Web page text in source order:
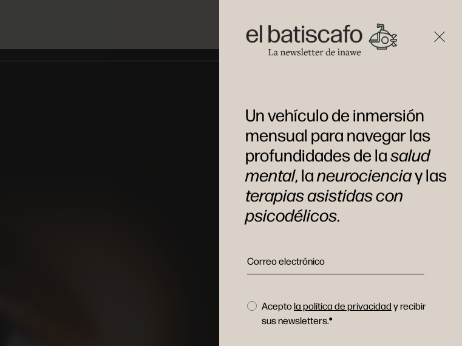
Un vehículo de inmersión
mensual para navegar las
profundidades de lasalud
mental, laneurocienciay las
terapias asistidas con
psicodélicos.
Aceptola política de privacidad y recibir
sus newsletters.